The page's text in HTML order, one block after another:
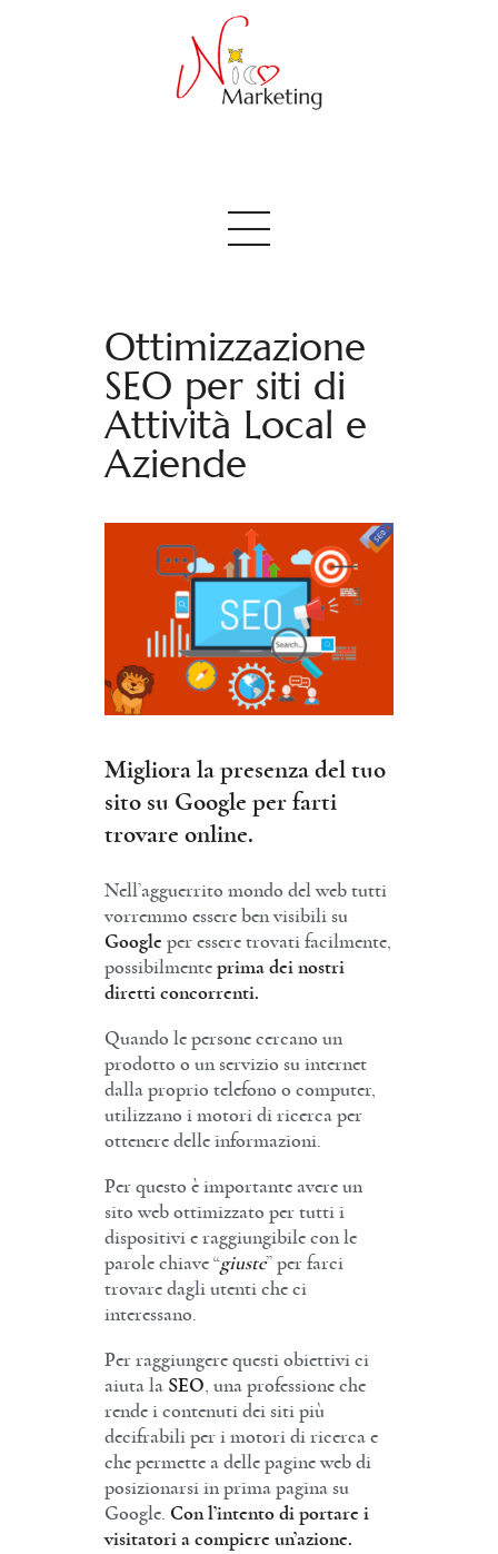
Home
Su di me
Contatti
Ottimizzazione
SEO per siti di
Attività Local e
Aziende
Migliora la presenza del tuo
sito su Google per farti
trovare online.
Nell’agguerrito mondo del web tutti
vorremmo essere ben visibili su
Google per essere trovati facilmente,
possibilmente prima dei nostri
diretti concorrenti.
Quando le persone cercano un
prodotto o un servizio su internet
dalla proprio telefono o computer,
utilizzano i motori di ricerca per
ottenere delle informazioni.
Per questo è importante avere un
sito web ottimizzato per tutti i
dispositivi e raggiungibile con le
parole chiave “giuste” per farci
trovare dagli utenti che ci
interessano.
Per raggiungere questi obiettivi ci
aiuta la SEO, una professione che
rende i contenuti dei siti più
decifrabili per i motori di ricerca e
che permette a delle pagine web di
posizionarsi in prima pagina su
Google. Con l’intento di portare i
visitatori a compiere un’azione.